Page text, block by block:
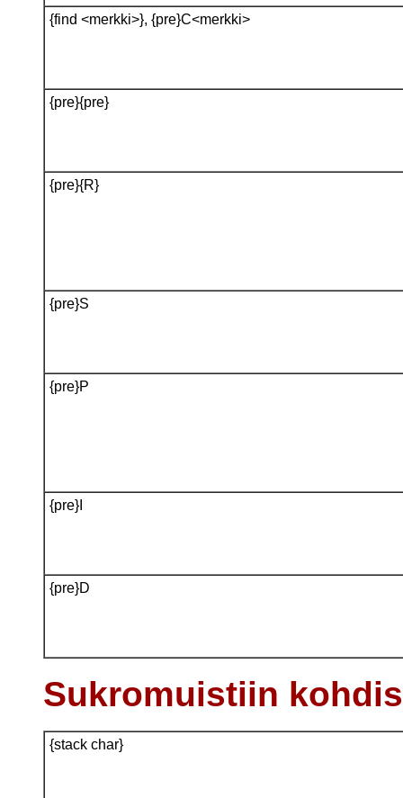
{find <merkki>}, {pre}C<merkki>
{pre}{pre}
{pre}{R}
{pre}S
{pre}P
{pre}I
{pre}D
Sukromuistiin
{stack char}